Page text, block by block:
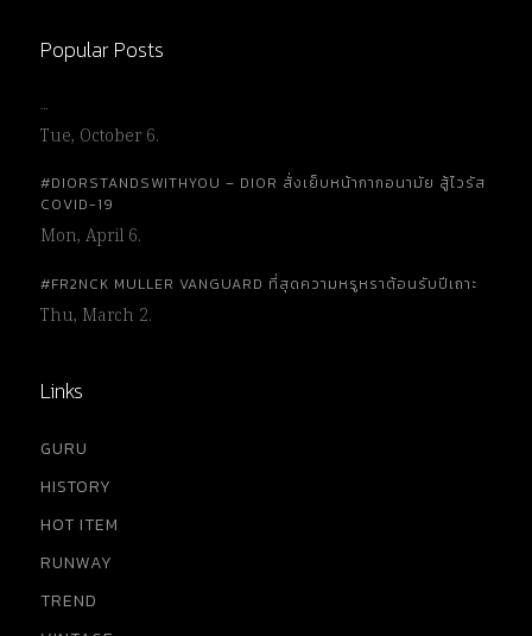
Popular Posts
…
Tue, October 6.
#DIORSTANDSWITHYOU – DIOR สั่งเย็บหน้ากากอนามัย สู้ไวรัส
COVID-19
Mon, April 6.
#FR2NCK MULLER VANGUARD ที่สุดความหรูหราต้อนรับปีเถาะ
Thu, March 2.
Links
GURU
HISTORY
HOT ITEM
RUNWAY
TREND